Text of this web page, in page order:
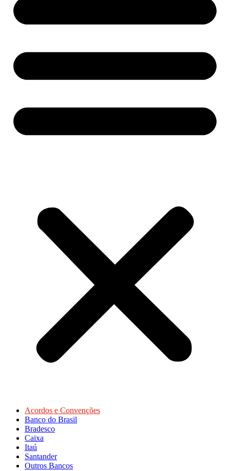
Acordos e Convenções
Banco do Brasil
Bradesco
Caixa
Itaú
Santander
Outros Bancos